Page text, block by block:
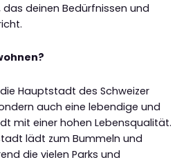
das deinen Bedürfnissen und
Hauptstadt des Schweizer
auch eine lebendige und
mit einer hohen Lebensqualität.
lädt zum Bummeln und
die vielen Parks und